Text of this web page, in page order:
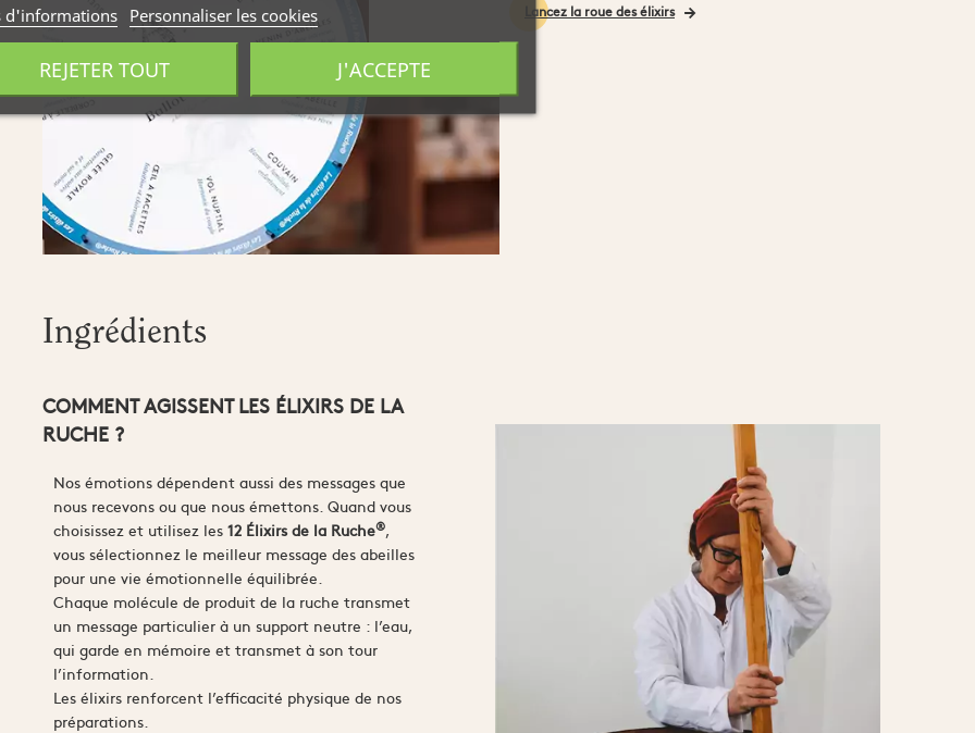
Lancez la roue des élixirs
Ingrédients
COMMENT AGISSENT LES ÉLIXIRS DE LA
RUCHE ?
Nos émotions dépendent aussi des messages que
nous recevons ou que nous émettons. Quand vous
choisissez et utilisez les 12 Élixirs de la Ruche®,
vous sélectionnez le meilleur message des abeilles
pour une vie émotionnelle équilibrée.
Chaque molécule de produit de la ruche transmet
un message particulier à un support neutre : l’eau,
qui garde en mémoire et transmet à son tour
l’information.
Les élixirs renforcent l’efficacité physique de nos
préparations.
d'informations Personnaliser les cookies
REJETER TOUT J'ACCEPTE